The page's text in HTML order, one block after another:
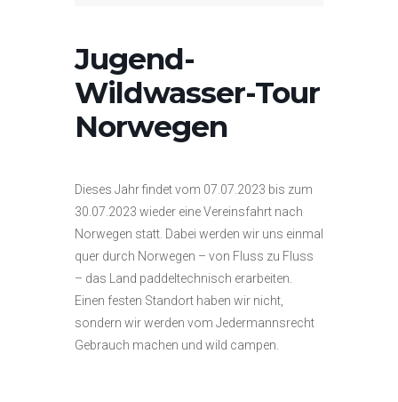
Jugend-
Wildwasser-Tour
Norwegen
Dieses Jahr findet vom 07.07.2023 bis zum
30.07.2023 wieder eine Vereinsfahrt nach
Norwegen statt. Dabei werden wir uns einmal
quer durch Norwegen – von Fluss zu Fluss
– das Land paddeltechnisch erarbeiten.
Einen festen Standort haben wir nicht,
sondern wir werden vom Jedermannsrecht
Gebrauch machen und wild campen.